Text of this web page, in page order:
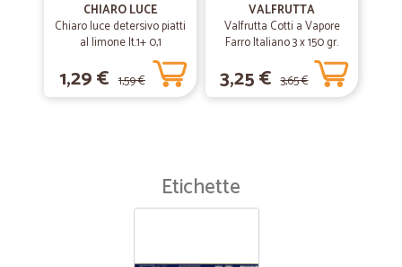
CHIARO LUCE
Chiaro luce detersivo piatti
al limone lt.1+ 0,1
1,29 € 1,59 €
VALFRUTTA
Valfrutta Cotti a Vapore
Farro Italiano 3 x 150 gr.
3,25 € 3,65 €
Etichette